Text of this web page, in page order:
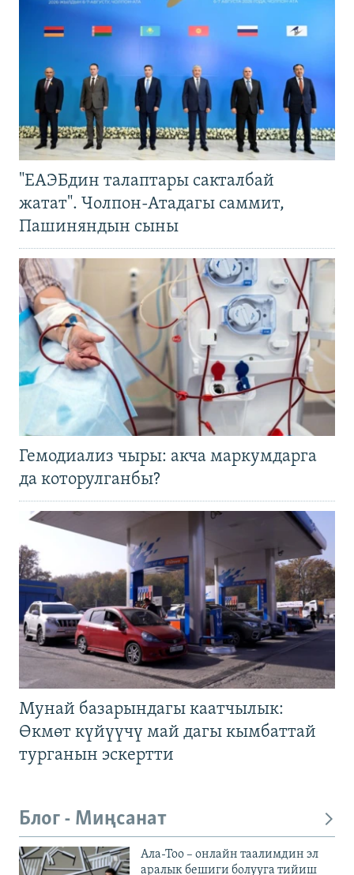
"ЕАЭБдин талаптары сакталбай
жатат". Чолпон-Атадагы саммит,
Пашиняндын сыны
Гемодиализ чыры: акча маркумдарга
да которулганбы?
Мунай базарындагы каатчылык:
Өкмөт күйүүчү май дагы кымбаттай
турганын эскертти
Блог - Миңсанат
Ала-Тоо – онлайн таалимдин эл
аралык бешиги болууга тийиш